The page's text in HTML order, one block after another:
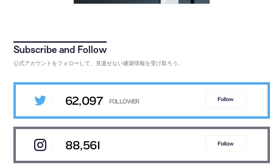
公式アカウントをフォローして、見逃せない建築情報を受け取ろう。
62,097 Follow
88,561 Follow